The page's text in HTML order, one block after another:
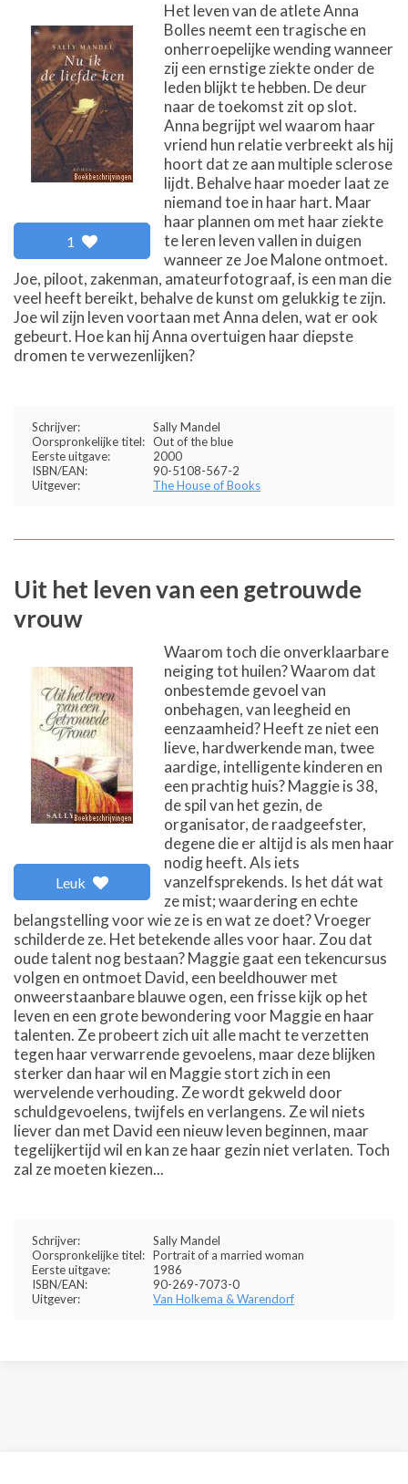
1
Het leven van de atlete Anna
Bolles neemt een tragische en
onherroepelijke wending wanneer
zij een ernstige ziekte onder de
leden blijkt te hebben. De deur
naar de toekomst zit op slot.
Anna begrijpt wel waarom haar
vriend hun relatie verbreekt als hij
hoort dat ze aan multiple sclerose
lijdt. Behalve haar moeder laat ze
niemand toe in haar hart. Maar
haar plannen om met haar ziekte
te leren leven vallen in duigen
wanneer ze Joe Malone ontmoet.
Joe, piloot, zakenman, amateurfotograaf, is een man die
veel heeft bereikt, behalve de kunst om gelukkig te zijn.
Joe wil zijn leven voortaan met Anna delen, wat er ook
gebeurt. Hoe kan hij Anna overtuigen haar diepste
dromen te verwezenlijken?
Schrijver:
Sally Mandel
Oorspronkelijke titel: Out of the blue
Eerste uitgave:
2000
ISBN/EAN:
90-5108-567-2
Uitgever:
The House of Books
Uit het leven van een getrouwde
vrouw
Leuk
Waarom toch die onverklaarbare
neiging tot huilen? Waarom dat
onbestemde gevoel van
onbehagen, van leegheid en
eenzaamheid? Heeft ze niet een
lieve, hardwerkende man, twee
aardige, intelligente kinderen en
een prachtig huis? Maggie is 38,
de spil van het gezin, de
organisator, de raadgeefster,
degene die er altijd is als men haar
nodig heeft. Als iets
vanzelfsprekends. Is het dát wat
ze mist; waardering en echte
belangstelling voor wie ze is en wat ze doet? Vroeger
schilderde ze. Het betekende alles voor haar. Zou dat
oude talent nog bestaan? Maggie gaat een tekencursus
volgen en ontmoet David, een beeldhouwer met
onweerstaanbare blauwe ogen, een frisse kijk op het
leven en een grote bewondering voor Maggie en haar
talenten. Ze probeert zich uit alle macht te verzetten
tegen haar verwarrende gevoelens, maar deze blijken
sterker dan haar wil en Maggie stort zich in een
wervelende verhouding. Ze wordt gekweld door
schuldgevoelens, twijfels en verlangens. Ze wil niets
liever dan met David een nieuw leven beginnen, maar
tegelijkertijd wil en kan ze haar gezin niet verlaten. Toch
zal ze moeten kiezen...
Schrijver:
Sally Mandel
Oorspronkelijke titel: Portrait of a married woman
Eerste uitgave:
1986
ISBN/EAN:
90-269-7073-0
Uitgever:
Van Holkema & Warendorf